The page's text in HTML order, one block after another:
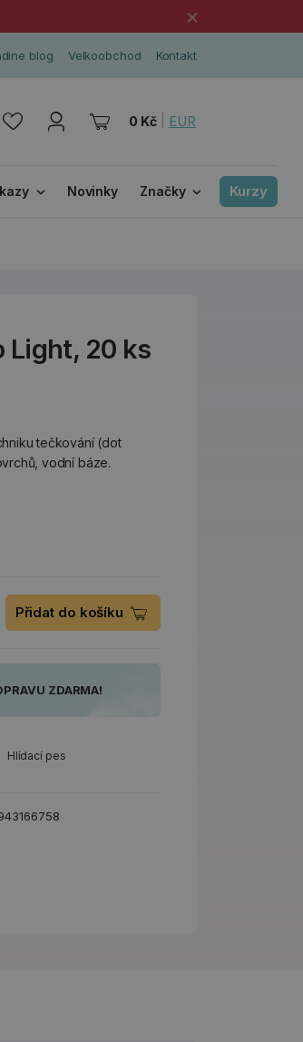
×
blog Velkoobchod Kontakt
0 Kč EUR
Novinky Značky Kurzy
Light, 20 ks
tečkování (dot
vodní báze.
Přidat do košíku
ZDARMA!
Hlídací pes